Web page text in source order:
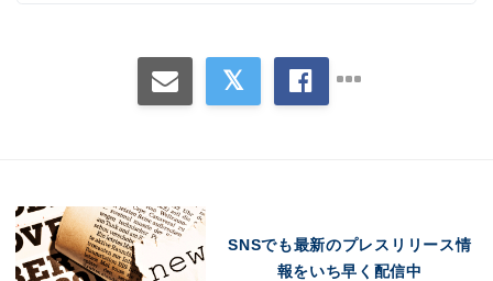
SNSでも最新のプレスリリース情
報をいち早く配信中